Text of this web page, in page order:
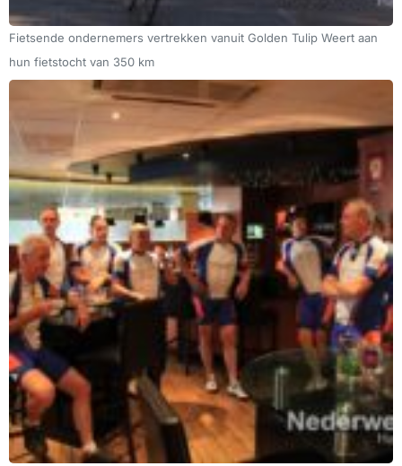
Fietsende ondernemers vertrekken vanuit Golden Tulip Weert aan
hun fietstocht van 350 km